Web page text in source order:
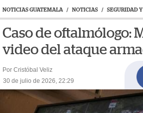
NOTICIAS GUATEMALA / NOTICIAS / SEGURIDAD
Caso de oftalmólogo:
video del ataque
Por Cristóbal Veliz
30 de julio de 2026, 22:29